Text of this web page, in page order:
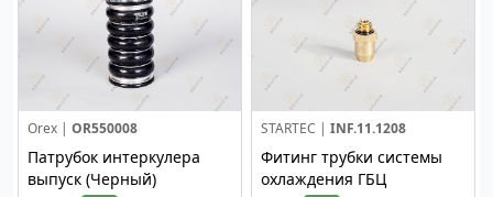
Orex | OR550008
Патрубок интеркулера
выпуск (Черный)
STARTEC | INF.11.1208
Фитинг трубки системы
охлаждения ГБЦ